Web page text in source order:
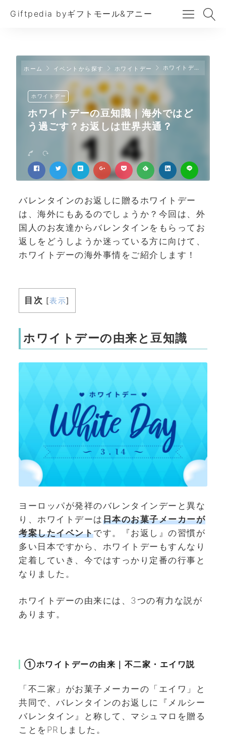
Giftpedia byギフトモール&アニー
ホーム イベントから探す ホワイトデー ホワイトデーの豆知識｜海外ではどう過ごす？お返しは世界共通？
ホワイトデー
ホワイトデーの豆知識｜海外ではど
う過ごす？お返しは世界共通？
バレンタインのお返しに贈るホワイトデー
は、海外にもあるのでしょうか？今回は、外
国人のお友達からバレンタインをもらってお
返しをどうしようか迷っている方に向けて、
ホワイトデーの海外事情をご紹介します！
目次 [表示]
ホワイトデーの由来と豆知識
ヨーロッパが発祥のバレンタインデーと異な
り、ホワイトデーは日本のお菓子メーカーが
考案したイベントです。『お返し』の習慣が
多い日本ですから、ホワイトデーもすんなり
定着していき、今ではすっかり定番の行事と
なりました。
ホワイトデーの由来には、3つの有力な説が
あります。
①ホワイトデーの由来｜不二家・エイワ説
「不二家」がお菓子メーカーの「エイワ」と
共同で、バレンタインのお返しに『メルシー
バレンタイン』と称して、マシュマロを贈る
ことをPRしました。